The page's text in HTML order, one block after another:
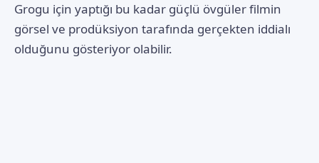
Grogu için yaptığı bu kadar güçlü övgüler filmin
görsel ve prodüksiyon tarafında gerçekten iddialı
olduğunu gösteriyor olabilir.